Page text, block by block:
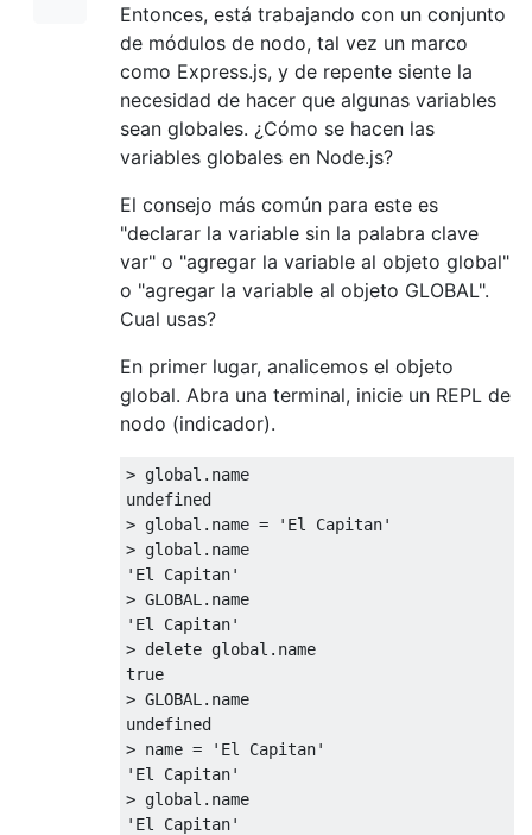
Entonces, está trabajando con un conjunto
de módulos de nodo, tal vez un marco
como Express.js, y de repente siente la
necesidad de hacer que algunas variables
sean globales. ¿Cómo se hacen las
variables globales en Node.js?
El consejo más común para este es
"declarar la variable sin la palabra clave
var" o "agregar la variable al objeto global"
o "agregar la variable al objeto GLOBAL".
Cual usas?
En primer lugar, analicemos el objeto
global. Abra una terminal, inicie un REPL de
nodo (indicador).
> global
undefined
> global .name =
'El Capitan'
> global
'El Capitan'
'El Capitan'
> delete global
true
undefined
> name =
'El Capitan'
'El Capitan'
> global
'El Capitan'